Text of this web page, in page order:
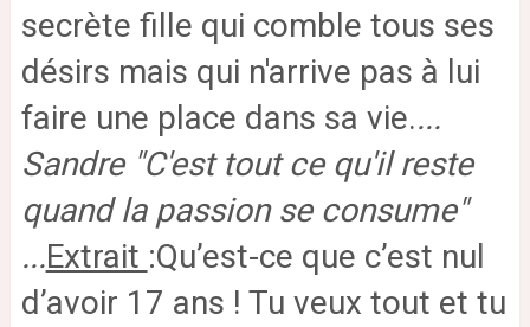
secrète fille qui comble tous ses
désirs mais qui n'arrive pas à lui
faire une place dans sa vie....
Sandre "C'est tout ce qu'il reste
quand la passion se consume"
...Extrait :Qu’est-ce que c’est nul
d’avoir 17 ans ! Tu veux tout et tu